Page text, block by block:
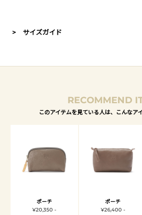
> サイズガイド
RECOMMEND
このアイテムを見ている人は、こんなア
ポーチ
¥20,350 -
ポーチ
¥26,400 -